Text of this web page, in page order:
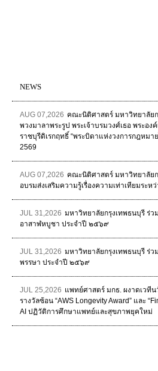
NEWS
AUG 07,2026 คณะนิติศาสตร์ มหาวิทยาลัยก
พวงมาลาพระรูป พระเจ้าบรมวงศ์เธอ พระอ
ราชบุรีดิเรกฤทธิ์ “พระบิดาแห่งวงการกฎหมา
2569
AUG 07,2026 คณะนิติศาสตร์ มหาวิทยาลัยก
อบรมส่งเสริมความรู้เรื่องความเท่าเทียมระห
JUL 31,2026 มหาวิทยาลัยกรุงเทพธนบุรี ร่ว
อาสาฬหบูชา ประจำปี ๒๕๖๙
JUL 31,2026 มหาวิทยาลัยกรุงเทพธนบุรี ร่
พรรษา ประจำปี ๒๕๖๙
JUL 25,2026 แพทย์ศาสตร์ มกธ. ผงาดเวที
รางวัลซ้อน “AWS Longevity Award” และ
AI ปฏิวัติการศึกษาแพทย์และสุขภาพยุคใหม่